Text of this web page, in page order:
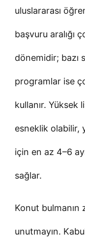
uluslararası
başvuru aralığı
dönemidir; bazı
programlar ise
kullanır. Yüksek
esneklik olabilir,
için en az 4–6
sağlar.
Konut bulmanın
unutmayın.